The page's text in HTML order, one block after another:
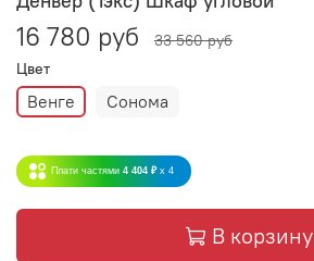
16 780 руб
33 560 руб
Цвет
Венге Сонома
Плати частями 4 404 ₽ x 4
В корзину